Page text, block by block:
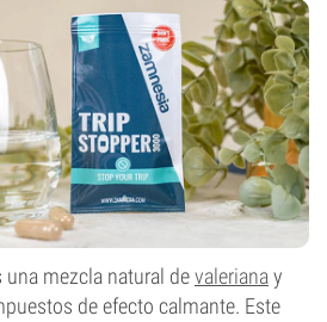
una mezcla natural devalerianay
de efecto calmante. Este